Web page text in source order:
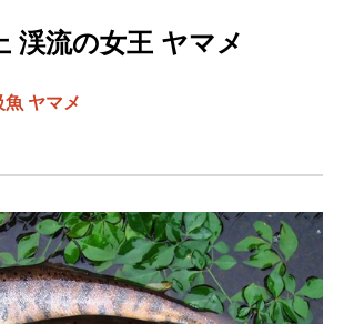
渓流の女王 ヤマメ
ヤマメ